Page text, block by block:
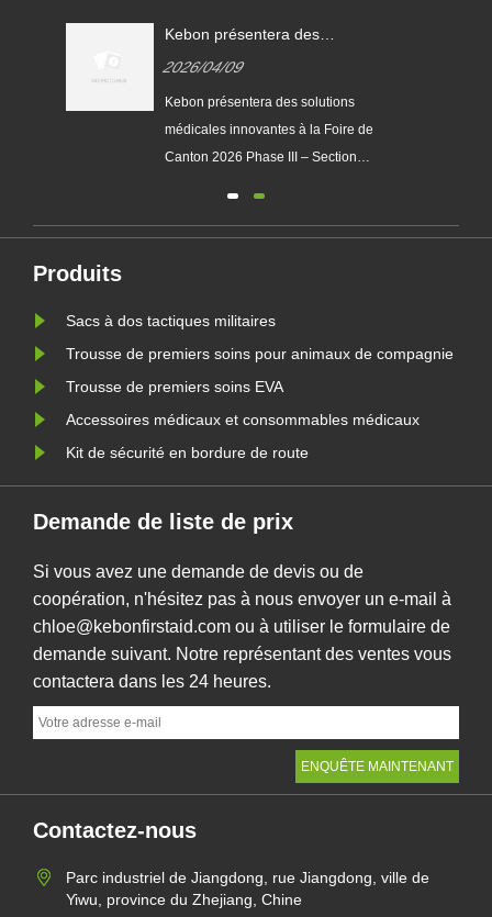
Kebon présentera des
à la Foire de Canton 2026
Phase III – Section Équipement
médical
2026/04/09
Kebon présentera des solutions
médicales innovantes à la Foire de
Canton 2026 Phase III – Section
fournisseurs de [brève description
avancés/équipements de
rééducation/sol......
Produits
Sacs à dos tactiques militaires
Trousse de premiers soins pour animaux de compagnie
Trousse de premiers soins EVA
Accessoires médicaux et consommables médicaux
Kit de sécurité en bordure de route
Demande de liste de prix
Si vous avez une demande de devis ou de
coopération, n'hésitez pas à nous envoyer un e-mail à
chloe@kebonfirstaid.com ou à utiliser le formulaire de
demande suivant. Notre représentant des ventes vous
contactera dans les 24 heures.
Contactez-nous
Parc industriel de Jiangdong, rue Jiangdong, ville de
Yiwu, province du Zhejiang, Chine